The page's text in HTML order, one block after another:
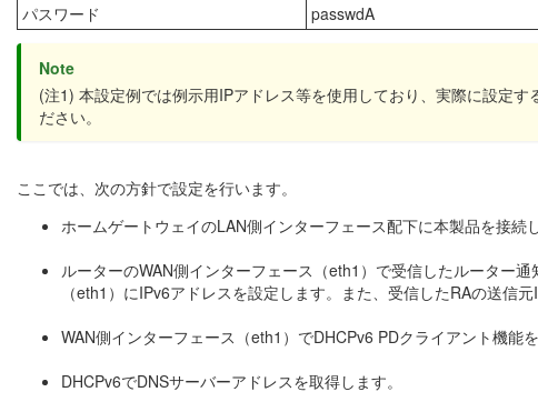
パスワード
passwdA
Note
(注1) 本設定例では例示用IPアドレス等を使用しており、実際に設定
ださい。
ここでは、次の方針で設定を行います。
ホームゲートウェイのLAN側インターフェース配下に本製品を接続し
ルーターのWAN側インターフェース（eth1）で受信したルーター
（eth1）にIPv6アドレスを設定します。また、受信したRAの送信
WAN側インターフェース（eth1）でDHCPv6 PDクライアント機能
DHCPv6でDNSサーバーアドレスを取得します。